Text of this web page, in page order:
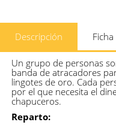
Descripción Ficha
Un grupo de personas
banda de atracadores
lingotes de oro. Cada
por el que necesita el
chapuceros.
Reparto: